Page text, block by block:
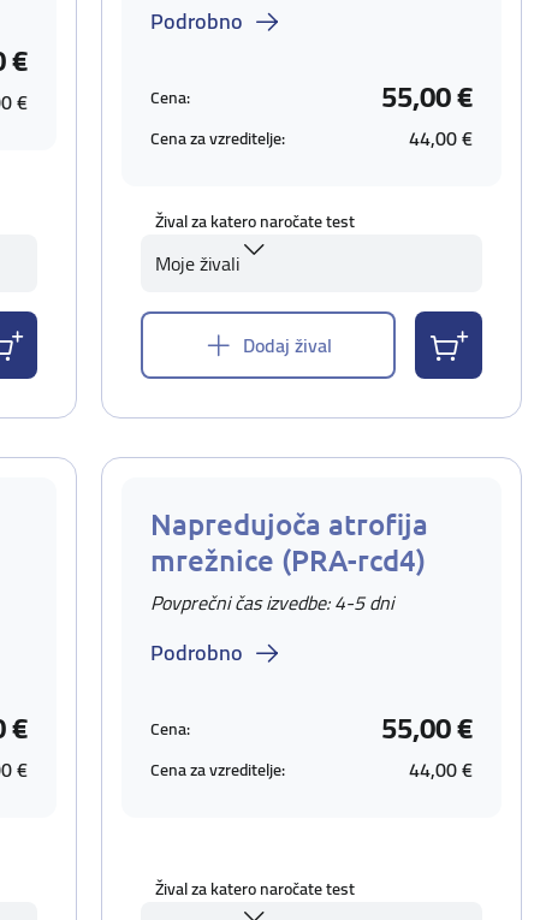
€
€
Podrobno
Cena: 55,00 €
Cena za vzreditelje: 44,00 €
Žival za katero naročate test
Moje živali
Dodaj žival
€
€
Napredujoča atrofija
mrežnice (PRA-rcd4)
Povprečni čas izvedbe: 4-5 dni
Podrobno
Cena: 55,00 €
Cena za vzreditelje: 44,00 €
Žival za katero naročate test